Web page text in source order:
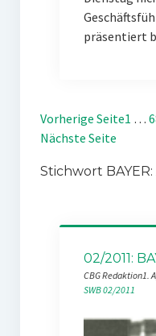
präsentiert
Vorherige Seite1 …
Nächste Seite
Stichwort
02/2011:
CBG Redaktion1.
SWB 02/2011